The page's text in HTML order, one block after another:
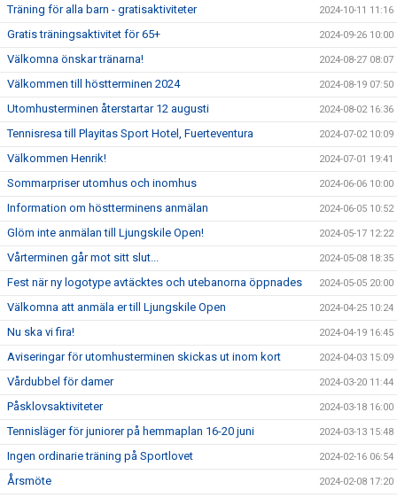
Träning för alla barn - gratisaktiviteter 2024-10-11 11:16
Gratis träningsaktivitet för 65+ 2024-09-26 10:00
Välkomna önskar tränarna! 2024-08-27 08:07
Välkommen till höstterminen 2024 2024-08-19 07:50
Utomhusterminen återstartar 12 augusti 2024-08-02 16:36
Tennisresa till Playitas Sport Hotel, Fuerteventura 2024-07-02 10:09
Välkommen Henrik! 2024-07-01 19:41
Sommarpriser utomhus och inomhus 2024-06-06 10:00
Information om höstterminens anmälan 2024-06-05 10:52
Glöm inte anmälan till Ljungskile Open! 2024-05-17 12:22
Vårterminen går mot sitt slut... 2024-05-08 18:35
Fest när ny logotype avtäcktes och utebanorna öppnades 2024-05-05 20:00
Välkomna att anmäla er till Ljungskile Open 2024-04-25 10:24
Nu ska vi fira! 2024-04-19 16:45
Aviseringar för utomhusterminen skickas ut inom kort 2024-04-03 15:09
Vårdubbel för damer 2024-03-20 11:44
Påsklovsaktiviteter 2024-03-18 16:00
Tennisläger för juniorer på hemmaplan 16-20 juni 2024-03-13 15:48
Ingen ordinarie träning på Sportlovet 2024-02-16 06:54
Årsmöte 2024-02-08 17:20